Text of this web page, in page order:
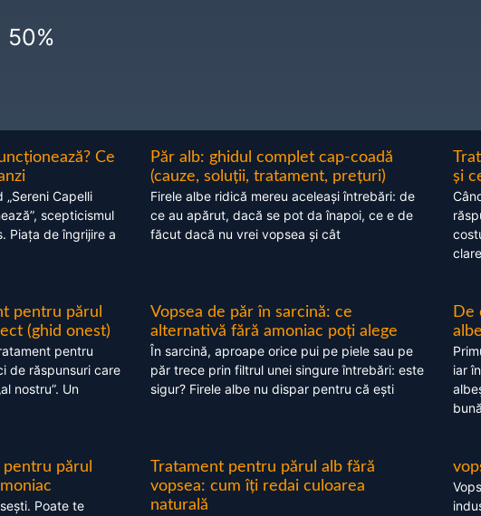
Ce
Capelli
scepticismul
Piața de îngrijire a
Păr alb: ghidul complet cap-coadă
(cauze, soluții, tratament, prețuri)
Firele albe ridică mereu aceleași întrebări: de
ce au apărut, dacă se pot da înapoi, ce e de
făcut dacă nu vrei vopsea și cât
și
pentru părul
(ghid onest)
pentru
de răspunsuri care
nostru”. Un
Vopsea de păr în sarcină: ce
alternativă fără amoniac poți alege
În sarcină, aproape orice pui pe piele sau pe
păr trece prin filtrul unei singure întrebări: este
sigur? Firele albe nu dispar pentru că ești
De
iar
părul
Poate te
Tratament pentru părul alb fără
vopsea: cum îți redai culoarea
naturală